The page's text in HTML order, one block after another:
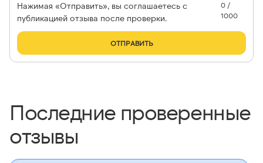
Нажимая «Отправить», вы соглашаетесь с
публикацией отзыва после проверки.
0 /
1000
ОТПРАВИТЬ
Последние проверенные
отзывы